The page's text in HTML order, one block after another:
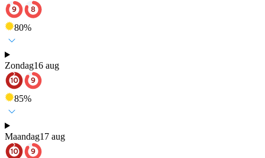
80%
Zondag16 aug
85%
Maandag17 aug